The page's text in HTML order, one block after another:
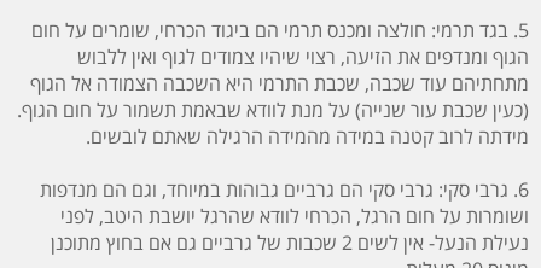
5. בגד תרמי: חולצה ומכנס תרמי הם ביגוד הכרחי, שומרים על חום
הגוף ומנדפים את הזיעה, רצוי שיהיו צמודים לגוף ואין ללבוש
מתחתיהם עוד שכבה, שכבת התרמי היא השכבה הצמודה אל הגוף
(כעין שכבת עור שנייה) על מנת לוודא שבאמת תשמור על חום הגוף.
מידתה לרוב קטנה במידה מהמידה הרגילה שאתם לובשים.
6. גרבי סקי: גרבי סקי הם גרביים גבוהות במיוחד, וגם הם מנדפות
ושומרות על חום הרגל, הכרחי לוודא שהרגל יושבת היטב, לפני
נעילת הנעל- אין לשים 2 שכבות של גרביים גם אם בחוץ מתוכנן